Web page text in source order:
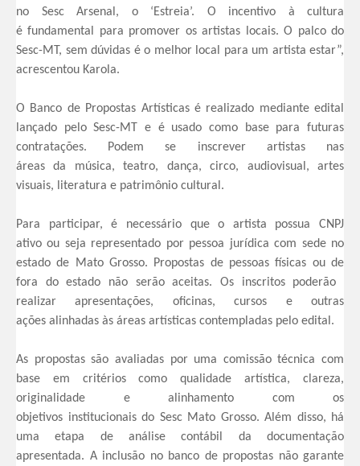
no Sesc Arsenal, o ‘Estreia’. O incentivo à cultura
é fundamental para promover os artistas locais. O palco do
Sesc-MT, sem dúvidas é o melhor local para um artista estar”,
acrescentou Karola.
O Banco de Propostas Artísticas é realizado mediante edital
lançado pelo Sesc-MT e é usado como base para futuras
contratações. Podem se inscrever artistas nas
áreas da música, teatro, dança, circo, audiovisual, artes
visuais, literatura e patrimônio cultural.
Para participar, é necessário que o artista possua CNPJ
ativo ou seja representado por pessoa jurídica com sede no
estado de Mato Grosso. Propostas de pessoas físicas ou de
fora do estado não serão aceitas. Os inscritos poderão
realizar apresentações, oficinas, cursos e outras
ações alinhadas às áreas artísticas contempladas pelo edital.
As propostas são avaliadas por uma comissão técnica com
base em critérios como qualidade artística, clareza,
originalidade e alinhamento com os
objetivos institucionais do Sesc Mato Grosso. Além disso, há
uma etapa de análise contábil da documentação
apresentada. A inclusão no banco de propostas não garante